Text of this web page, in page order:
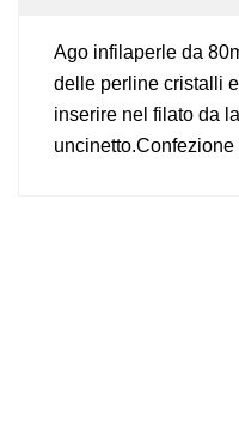
Ago infilaperle da
delle perline cristalli
inserire nel filato da